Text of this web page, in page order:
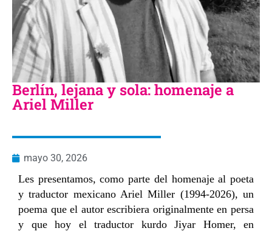
Berlín, lejana y sola: homenaje a
Ariel Miller
mayo 30, 2026
Les presentamos, como parte del homenaje al poeta
y traductor mexicano Ariel Miller (1994-2026), un
poema que el autor escribiera originalmente en persa
y que hoy el traductor kurdo Jiyar Homer, en